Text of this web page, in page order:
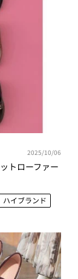
2025/10/06
トローファー
ハイブランド